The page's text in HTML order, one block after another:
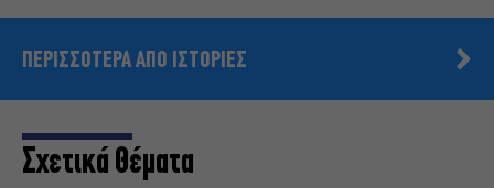
ΠΕΡΙΣΣΟΤΕΡΑ ΑΠΟ ΙΣΤΟΡΙΕΣ
Σχετικά Θέματα